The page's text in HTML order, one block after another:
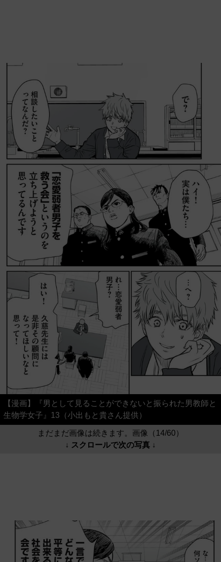
【漫画】『男として見ることができないと振られた男教師と
生物学女子』13（小出もと貴さん提供）
まだまだ画像は続きます。画像（14/60）
↓ スクロールで次の写真 ↓